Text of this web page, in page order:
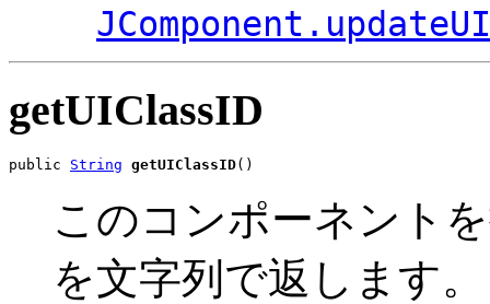
getUIClassID
public String getUIClassID()
このコンポーネント
を文字列で返します。